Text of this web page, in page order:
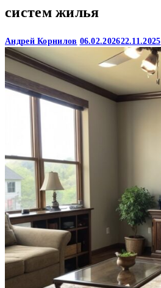
систем жилья
Андрей Корнилов 06.02.202622.11.2025